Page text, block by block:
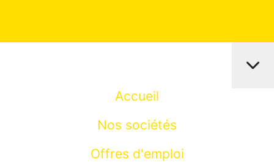
Accueil
Nos sociétés
Offres d'emploi